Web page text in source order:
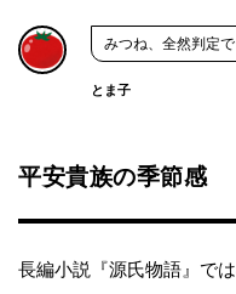
みつね、全然判定
とま子
平安貴族の季節感
長編小説『源氏物語』で